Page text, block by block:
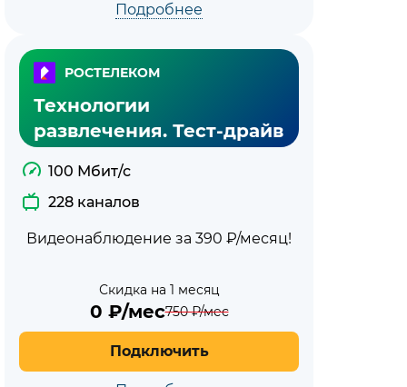
Подробнее
РОСТЕЛЕКОМ
Технологии
развлечения. Тест-драйв
100 Мбит/с
228 каналов
Видеонаблюдение за 390 ₽/месяц!
Скидка на 1 месяц
0 ₽/мес750₽/мес
Подключить